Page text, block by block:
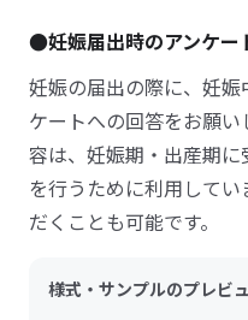
●妊娠届出時のアンケー
妊娠の届出の際に、妊
ケートへの回答をお願
容は、妊娠期・出産期
を行うために利用して
だくことも可能です。
様式・サンプルのプレビ